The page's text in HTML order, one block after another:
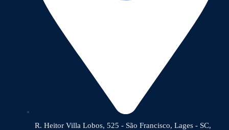
R. Heitor Villa Lobos, 525 - São Francisco, Lages - SC,